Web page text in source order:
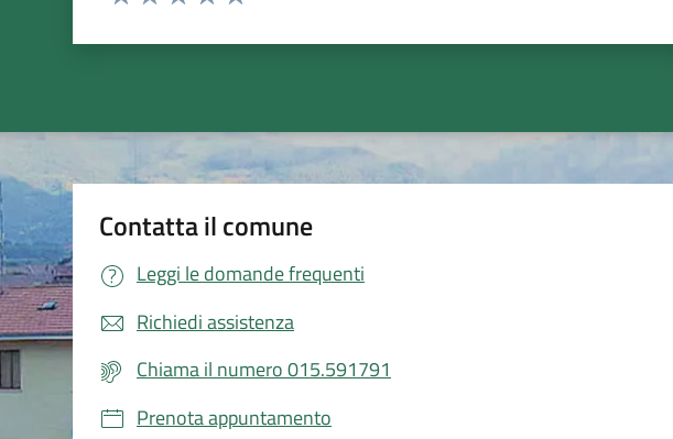
Contatta il comune
Leggi le domande frequenti
Richiedi assistenza
Chiama il numero 015.591791
Prenota appuntamento